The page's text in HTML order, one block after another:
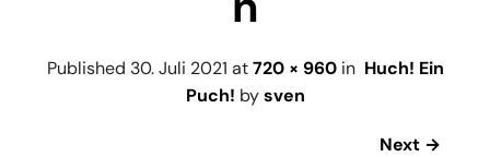
Published 30. Juli 2021 at720 × 960in Huch! Ein
Puch! bysven
Next →